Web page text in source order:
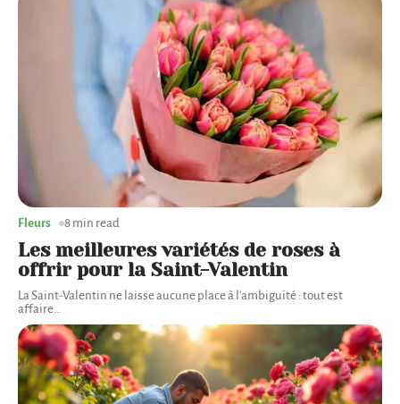
Les meilleures variétés de roses à
offrir pour la Saint-Valentin
La Saint-Valentin ne laisse aucune place à l'ambiguïté : tout est
affaire…
Fleurs 8 min read